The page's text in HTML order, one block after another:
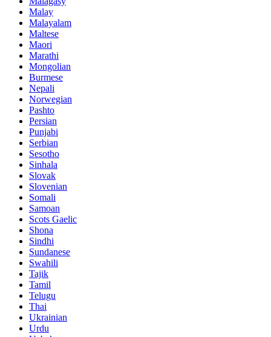
Malay
Malayalam
Maltese
Maori
Marathi
Mongolian
Burmese
Nepali
Norwegian
Pashto
Persian
Punjabi
Serbian
Sesotho
Sinhala
Slovak
Slovenian
Somali
Samoan
Scots Gaelic
Shona
Sindhi
Sundanese
Swahili
Tajik
Tamil
Telugu
Thai
Ukrainian
Urdu